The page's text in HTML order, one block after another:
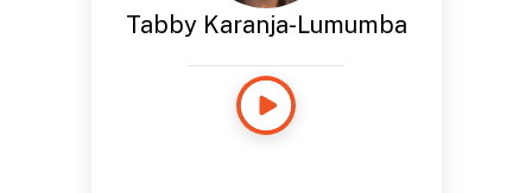
Tabby Karanja-Lumumba